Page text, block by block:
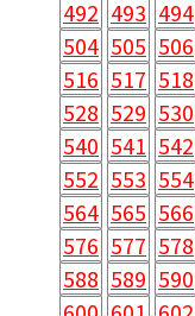
492 493 494
504 505 506
516 517 518
528 529 530
540 541 542
552 553 554
564 565 566
576 577 578
588 589 590